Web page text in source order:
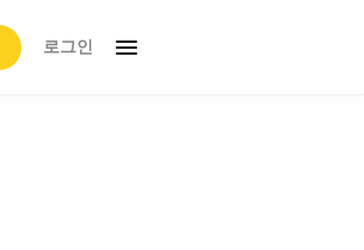
로그인